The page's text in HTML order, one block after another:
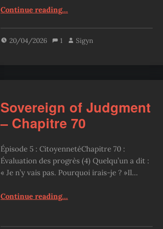
Continue reading“Sovereign of Judgment – Chapitre 72”
…
20/04/2026 1 Sigyn
Sovereign of Judgment
– Chapitre 70
Épisode 5 : CitoyennetéChapitre 70 :
Évaluation des progrès (4) Quelqu’un a dit :
« Je n’y vais pas. Pourquoi irais-je ? »Il…
Continue reading“Sovereign of Judgment – Chapitre 70”
…